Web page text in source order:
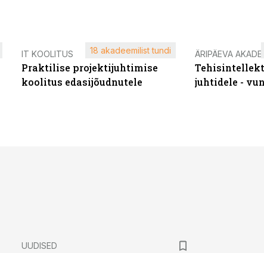
IT KOOLITUS
Praktilise projektijuhtimise
koolitus edasijõudnutele
18 akadeemilist tundi ÄRIPÄEVA
juhtidele -
UUDISED